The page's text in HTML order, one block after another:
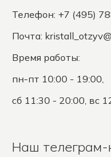
Телефон: +7 (495)
Почта:
Время работы:
пн-пт 10:00 - 19:00,
сб 11:30 - 20:00, вс
Наш телеграм-